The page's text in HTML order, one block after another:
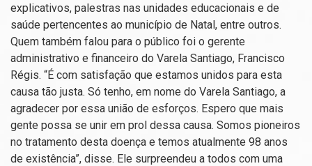
explicativos, palestras nas unidades educacionais e de
saúde pertencentes ao município de Natal, entre outros.
Quem também falou para o público foi o gerente
administrativo e financeiro do Varela Santiago, Francisco
Régis. “É com satisfação que estamos unidos para esta
causa tão justa. Só tenho, em nome do Varela Santiago, a
agradecer por essa união de esforços. Espero que mais
gente possa se unir em prol dessa causa. Somos pioneiros
no tratamento desta doença e temos atualmente 98 anos
de existência”, disse. Ele surpreendeu a todos com uma